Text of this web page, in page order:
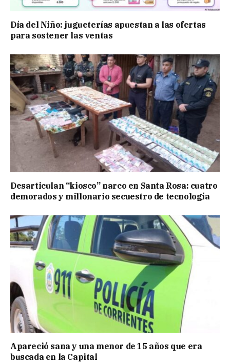
Día del Niño: jugueterías apuestan a las ofertas
para sostener las ventas
Desarticulan “kiosco” narco en Santa Rosa: cuatro
demorados y millonario secuestro de tecnología
Apareció sana y una menor de 15 años que era
buscada en la Capital